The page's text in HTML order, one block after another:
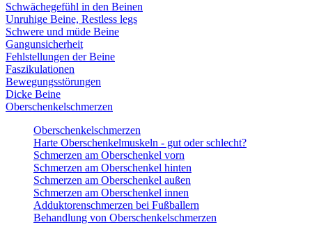
Schwächegefühl in den Beinen
Unruhige Beine, Restless legs
Schwere und müde Beine
Gangunsicherheit
Fehlstellungen der Beine
Faszikulationen
Bewegungsstörungen
Dicke Beine
Oberschenkelschmerzen
Oberschenkelschmerzen
Harte Oberschenkelmuskeln - gut oder schlecht?
Schmerzen am Oberschenkel vorn
Schmerzen am Oberschenkel hinten
Schmerzen am Oberschenkel außen
Schmerzen am Oberschenkel innen
Adduktorenschmerzen bei Fußballern
Behandlung von Oberschenkelschmerzen